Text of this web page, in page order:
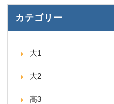
カテゴリー
大1
大2
高3